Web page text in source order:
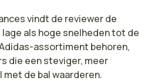
vindt de reviewer de
als hoge snelheden tot de
assortiment behoren,
die een steviger, meer
de bal waarderen.